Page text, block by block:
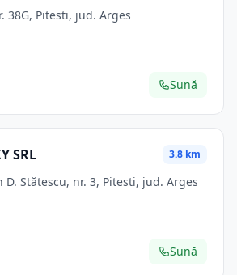
38G, Pitesti, jud. Arges
Sună
SRL 3.8 km
D. Stătescu, nr. 3, Pitesti, jud. Arges
Sună